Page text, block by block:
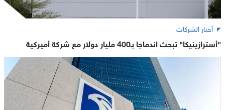
أخبار الشركات
"أسترازينيكا" تبحث اندماجا بـ400 مليار دولار مع شركة أميركية